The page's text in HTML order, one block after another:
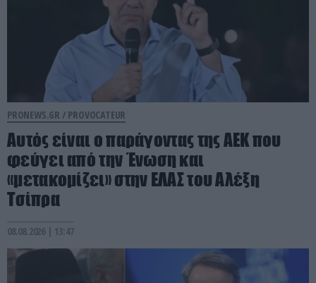
PRONEWS.GR / PROVOCATEUR
Αυτός είναι ο παράγοντας της ΑΕΚ που
φεύγει από την Ένωση και
«μετακομίζει» στην ΕΛΑΣ του Αλέξη
Τσίπρα
08.08.2026 | 13:47